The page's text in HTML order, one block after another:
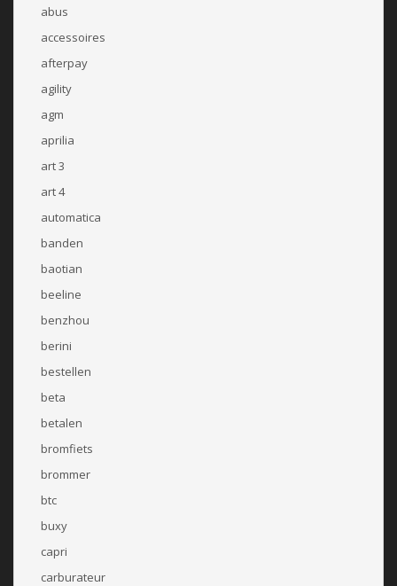
abus
accessoires
afterpay
agility
agm
aprilia
art 3
art 4
automatica
banden
baotian
beeline
benzhou
berini
bestellen
beta
betalen
bromfiets
brommer
btc
buxy
capri
carburateur